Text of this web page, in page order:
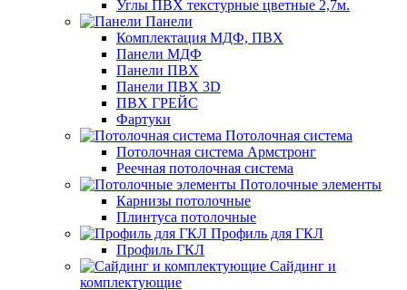
Углы ПВХ текстурные цветные 2,7м.
Панели
Комплектация МДФ, ПВХ
Панели МДФ
Панели ПВХ
Панели ПВХ 3D
ПВХ ГРЕЙС
Фартуки
Потолочная система
Потолочная система Армстронг
Реечная потолочная система
Потолочные элементы
Карнизы потолочные
Плинтуса потолочные
Профиль для ГКЛ
Профиль ГКЛ
Сайдинг и
комплектующие